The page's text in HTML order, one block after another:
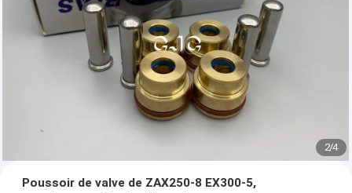
2/4
Poussoir de valve de ZAX250-8 EX300-5,